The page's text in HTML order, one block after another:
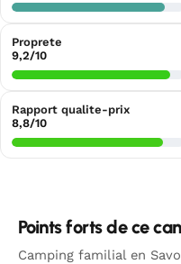
Proprete
9,2/10
Rapport qualite-prix
8,8/10
Points forts de ce
Camping familial en